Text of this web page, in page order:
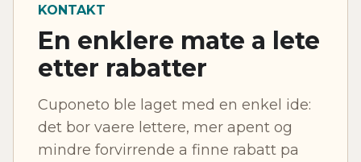
KONTAKT
En enklere mate a lete
etter rabatter
Cuponeto ble laget med en enkel ide:
det bor vaere lettere, mer apent og
mindre forvirrende a finne rabatt pa